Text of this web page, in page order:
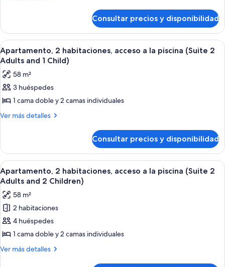
(Suite
4
Adults)
2
habitaciones
(Suite
4
Consultar precios y disponibilidad
Abrir
todas
las
fotos
de
Apartamento,
2
a
la
piscina
(Suite
2
Adults
and
1
Un dormitorio con una cama
6
Apartamento, 2 habitaciones, acceso a la piscina (Suite 2
Adults and 1 Child)
58 m²
3 huéspedes
1 cama doble y 2 camas individuales
Ver más detalles
Más
2
habitaciones,
acceso
a
piscina
(Suite
2
Adults
and
Child)
Consultar precios y disponibilidad
Abrir
todas
las
fotos
de
Apartamento,
2
habitaciones,
Un dormitorio con una cama
6
Apartamento, 2 habitaciones, acceso a la piscina (Suite 2
Adults and 2 Children)
58 m²
2 habitaciones
4 huéspedes
1 cama doble y 2 camas individuales
Ver más detalles
Más